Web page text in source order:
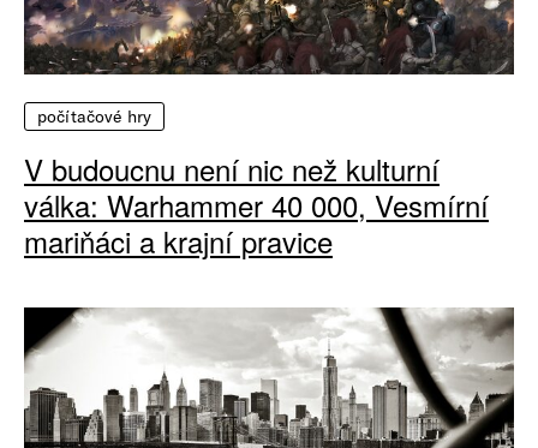
počítačové hry
V budoucnu není nic než kulturní
válka: Warhammer 40 000, Vesmírní
mariňáci a krajní pravice